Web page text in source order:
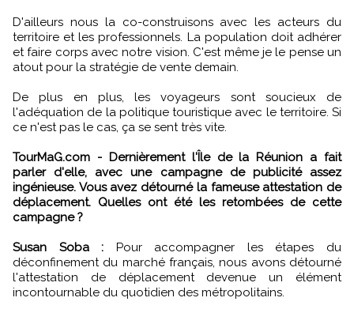
D'ailleurs nous la co-construisons avec les acteurs du
territoire et les professionnels. La population doit adhérer
et faire corps avec notre vision. C'est même je le pense un
atout pour la stratégie de vente demain.
De plus en plus, les voyageurs sont soucieux de
l'adéquation de la politique touristique avec le territoire. Si
ce n'est pas le cas, ça se sent très vite.
TourMaG.com - Dernièrement l'Île de la Réunion a fait
parler d'elle, avec une campagne de publicité assez
ingénieuse. Vous avez détourné la fameuse attestation de
déplacement. Quelles ont été les retombées de cette
campagne ?
Susan Soba : Pour accompagner les étapes du
déconfinement du marché français, nous avons détourné
l'attestation de déplacement devenue un élément
incontournable du quotidien des métropolitains.